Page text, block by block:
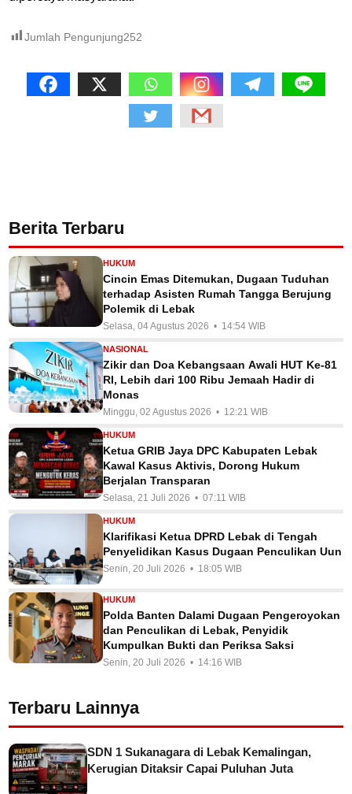
Jumlah Pengunjung252
Berita Terbaru
HUKUM
Cincin Emas Ditemukan, Dugaan Tuduhan
terhadap Asisten Rumah Tangga Berujung
Polemik di Lebak
Selasa, 04 Agustus 2026 • 14:54 WIB
NASIONAL
Zikir dan Doa Kebangsaan Awali HUT Ke-81
RI, Lebih dari 100 Ribu Jemaah Hadir di
Monas
Minggu, 02 Agustus 2026 • 12:21 WIB
HUKUM
Ketua GRIB Jaya DPC Kabupaten Lebak
Kawal Kasus Aktivis, Dorong Hukum
Berjalan Transparan
Selasa, 21 Juli 2026 • 07:11 WIB
HUKUM
Klarifikasi Ketua DPRD Lebak di Tengah
Penyelidikan Kasus Dugaan Penculikan Uun
Senin, 20 Juli 2026 • 18:05 WIB
HUKUM
Polda Banten Dalami Dugaan Pengeroyokan
dan Penculikan di Lebak, Penyidik
Kumpulkan Bukti dan Periksa Saksi
Senin, 20 Juli 2026 • 14:16 WIB
Terbaru Lainnya
SDN 1 Sukanagara di Lebak Kemalingan,
Kerugian Ditaksir Capai Puluhan Juta